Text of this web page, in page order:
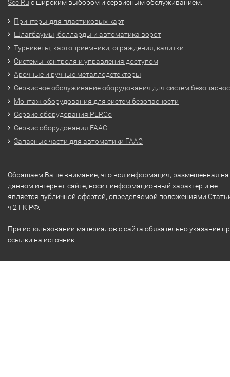
Sec.Ru с широким выбором и сервисным обслуживанием.
Принтеры для пластиковых карт
Шлагбаумы, болларды и автоматика ворот
Турникеты, картоприемники, ограждения, калитки
Системы контроля и управления доступом
Арочные и ручные металлодетекторы
Сервисное обслуживание оборудования для систем
Монтаж оборудования для систем безопасности
Сервис оборудования PERCo
Сервис оборудования FAAC
Запасные части для автоматики FAAC
Обращаем Ваше внимание, что вся информация, размещенная на
данном интернет-сайте, носит информационный характер и не
является публичной офертой, определяемой положениями
ч.2 ГК РФ.
При использовании материалов с сайта обязательно указание
ссылки на источник.